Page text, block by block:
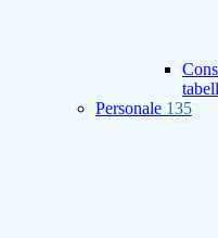
Personale 135